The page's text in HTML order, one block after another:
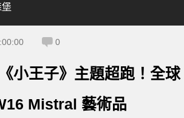
0
小王子》主題超跑！全球
Mistral 藝術品